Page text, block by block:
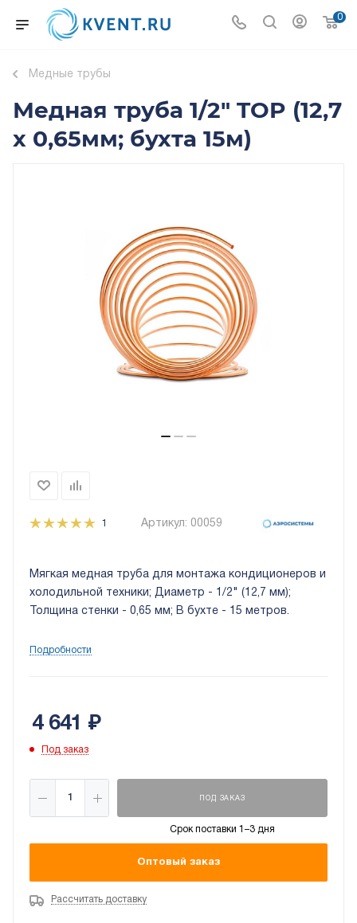
0
Медные трубы
Медная труба 1/2" TOP (12,7
x 0,65мм; бухта 15м)
Артикул: 00059
Мягкая медная труба для монтажа кондиционеров и
холодильной техники; Диаметр - 1/2" (12,7 мм);
Толщина стенки - 0,65 мм; В бухте - 15 метров.
Подробности
4 641 ₽
Под заказ
ПОД ЗАКАЗ
Срок поставки 1–3 дня
Оптовый заказ
Рассчитать доставку